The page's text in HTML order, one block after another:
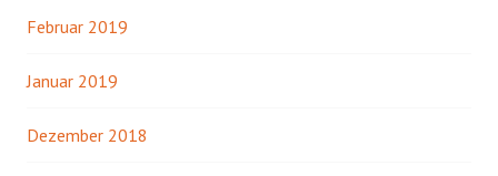
Februar 2019
Januar 2019
Dezember 2018